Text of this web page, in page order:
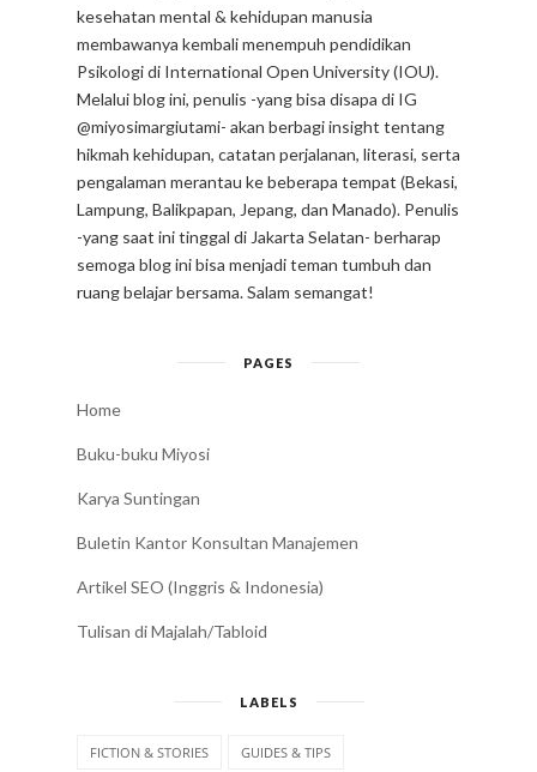
kesehatan mental & kehidupan manusia
membawanya kembali menempuh pendidikan
Psikologi di International Open University (IOU).
Melalui blog ini, penulis -yang bisa disapa di IG
@miyosimargiutami- akan berbagi insight tentang
hikmah kehidupan, catatan perjalanan, literasi, serta
pengalaman merantau ke beberapa tempat (Bekasi,
Lampung, Balikpapan, Jepang, dan Manado). Penulis
-yang saat ini tinggal di Jakarta Selatan- berharap
semoga blog ini bisa menjadi teman tumbuh dan
ruang belajar bersama. Salam semangat!
PAGES
Home
Buku-buku Miyosi
Karya Suntingan
Buletin Kantor Konsultan Manajemen
Artikel SEO (Inggris & Indonesia)
Tulisan di Majalah/Tabloid
LABELS
FICTION & STORIES GUIDES & TIPS